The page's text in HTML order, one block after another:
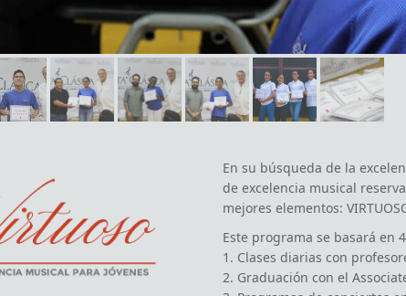
En su búsqueda de la
de excelencia musical
mejores elementos: VIRTUOSO
1. Clases diarias con
2. Graduación con el
3. Programas de conciertos